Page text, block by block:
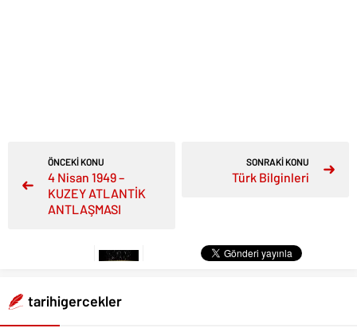
ÖNCEKİ KONU
4 Nisan 1949 –
KUZEY ATLANTİK
ANTLAŞMASI
SONRAKİ KONU
Türk Bilginleri
tarihigercekler